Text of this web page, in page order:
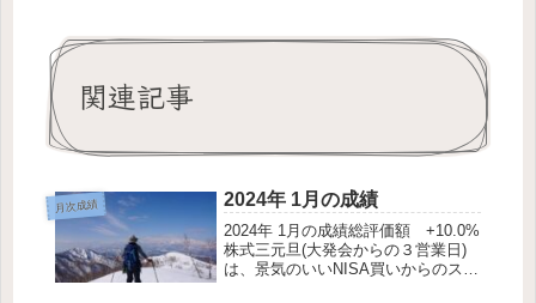
関連記事
月次成績 2024年 1月の成績
2024年 1月の成績総評価額 +10.0%
株式三元旦(大発会からの３営業日)
は、景気のいいNISA買いからのスタ